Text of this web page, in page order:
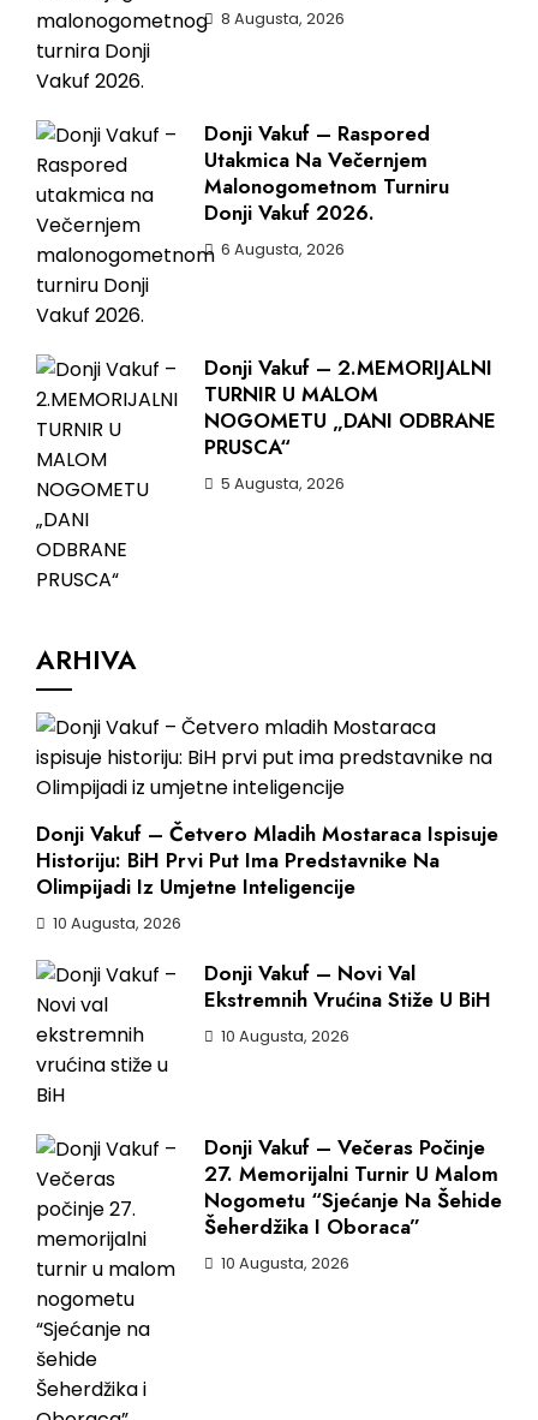
8 Augusta, 2026
Donji Vakuf – Raspored
Utakmica Na Večernjem
Malonogometnom Turniru
Donji Vakuf 2026.
6 Augusta, 2026
Donji Vakuf – 2.MEMORIJALNI
TURNIR U MALOM
NOGOMETU „DANI ODBRANE
PRUSCA“
5 Augusta, 2026
ARHIVA
Donji Vakuf – Četvero Mladih Mostaraca Ispisuje
Historiju: BiH Prvi Put Ima Predstavnike Na
Olimpijadi Iz Umjetne Inteligencije
10 Augusta, 2026
Donji Vakuf – Novi Val
Ekstremnih Vrućina Stiže U BiH
10 Augusta, 2026
Donji Vakuf – Večeras Počinje
27. Memorijalni Turnir U Malom
Nogometu “Sjećanje Na Šehide
Šeherdžika I Oboraca”
10 Augusta, 2026